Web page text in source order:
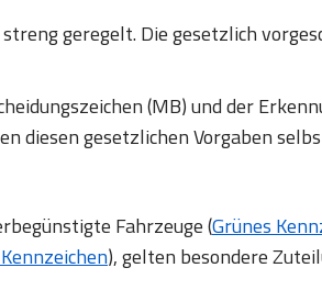
streng geregelt. Die gesetzlich
(MB) und der
diesen gesetzlichen Vorgaben
Fahrzeuge (Grünes
), gelten besondere